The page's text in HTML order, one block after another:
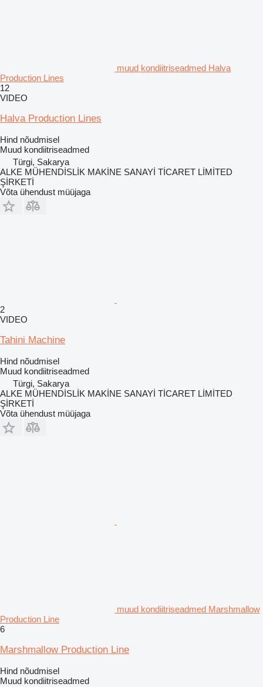
muud kondiitriseadmed Halva
Production Lines
12
VIDEO
Halva Production Lines
Hind nõudmisel
Muud kondiitriseadmed
Türgi, Sakarya
ALKE MÜHENDİSLİK MAKİNE SANAYİ TİCARET LİMİTED
ŞİRKETİ
Võta ühendust müüjaga
2
VIDEO
Tahini Machine
Hind nõudmisel
Muud kondiitriseadmed
Türgi, Sakarya
ALKE MÜHENDİSLİK MAKİNE SANAYİ TİCARET LİMİTED
ŞİRKETİ
Võta ühendust müüjaga
muud kondiitriseadmed Marshmallow
Production Line
6
Marshmallow Production Line
Hind nõudmisel
Muud kondiitriseadmed